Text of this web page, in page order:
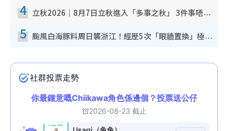
4 立秋2026｜8月7日立秋進入「多事之秋」 3件事唔做得！專家教6招開運 清枱頭／銀包納氣接好運
5 颱風白海豚料周日襲浙江！經歷5次「眼牆置換」極罕見 成登陸內地最長途颱風